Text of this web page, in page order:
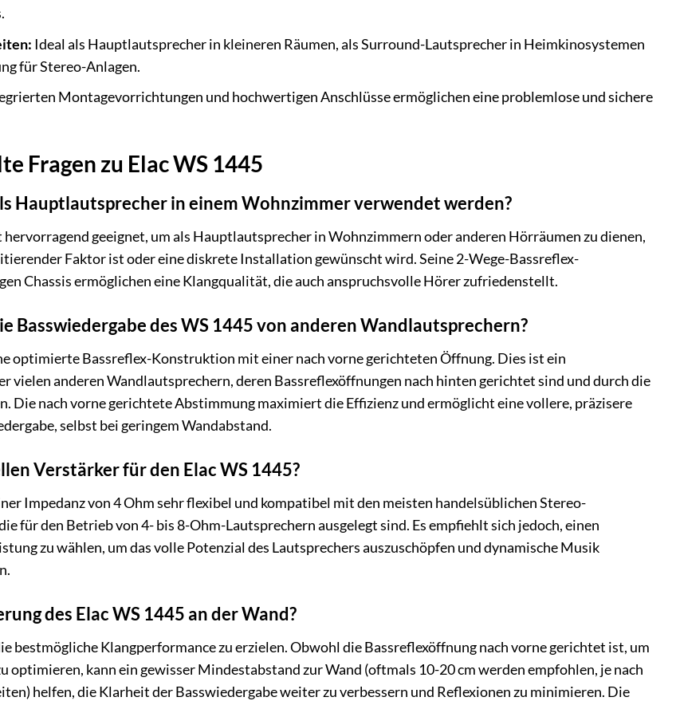
Ideal als Hauptlautsprecher in kleineren Räumen, als Surround-Lautsprecher in Heimkinosystemen
für Stereo-Anlagen.
Montagevorrichtungen und hochwertigen Anschlüsse ermöglichen eine problemlose und sichere
Fragen zu Elac WS 1445
Hauptlautsprecher in einem Wohnzimmer verwendet werden?
hervorragend geeignet, um als Hauptlautsprecher in Wohnzimmern oder anderen Hörräumen zu dienen,
Faktor ist oder eine diskrete Installation gewünscht wird. Seine 2-Wege-Bassreflex-
Chassis ermöglichen eine Klangqualität, die auch anspruchsvolle Hörer zufriedenstellt.
Basswiedergabe des WS 1445 von anderen Wandlautsprechern?
optimierte Bassreflex-Konstruktion mit einer nach vorne gerichteten Öffnung. Dies ist ein
vielen anderen Wandlautsprechern, deren Bassreflexöffnungen nach hinten gerichtet sind und durch die
Die nach vorne gerichtete Abstimmung maximiert die Effizienz und ermöglicht eine vollere, präzisere
selbst bei geringem Wandabstand.
Verstärker für den Elac WS 1445?
Impedanz von 4 Ohm sehr flexibel und kompatibel mit den meisten handelsüblichen Stereo-
für den Betrieb von 4- bis 8-Ohm-Lautsprechern ausgelegt sind. Es empfiehlt sich jedoch, einen
zu wählen, um das volle Potenzial des Lautsprechers auszuschöpfen und dynamische Musik
des Elac WS 1445 an der Wand?
bestmögliche Klangperformance zu erzielen. Obwohl die Bassreflexöffnung nach vorne gerichtet ist, um
optimieren, kann ein gewisser Mindestabstand zur Wand (oftmals 10-20 cm werden empfohlen, je nach
helfen, die Klarheit der Basswiedergabe weiter zu verbessern und Reflexionen zu minimieren. Die